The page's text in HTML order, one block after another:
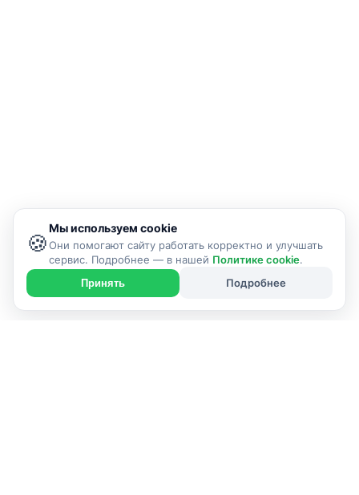
🍪
Мы используем cookie
Они помогают сайту работать корректно и улучшать
сервис. Подробнее — в нашей Политике cookie.
Принять Подробнее